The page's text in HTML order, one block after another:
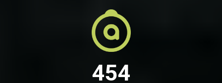
454